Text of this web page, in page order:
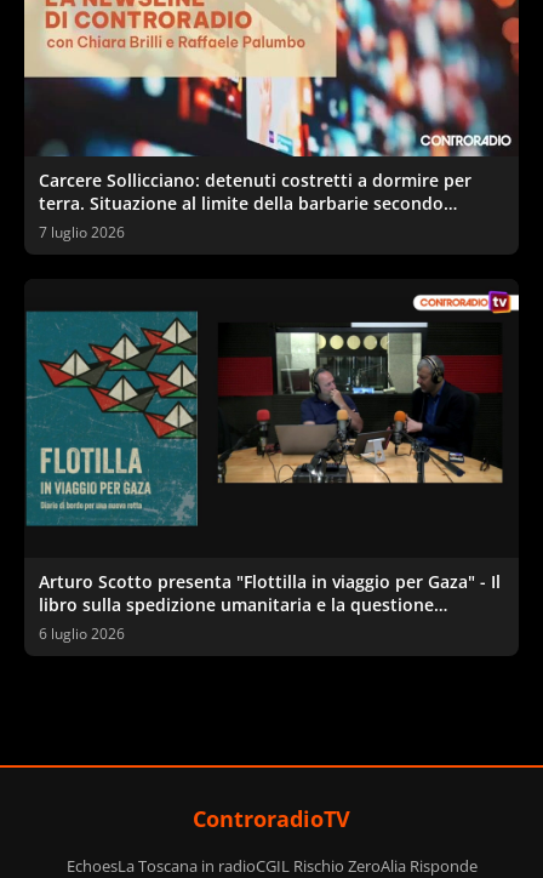
Carcere Sollicciano: detenuti costretti a dormire per
terra. Situazione al limite della barbarie secondo
sindacati e garante
7 luglio 2026
Arturo Scotto presenta "Flottilla in viaggio per Gaza" - Il
libro sulla spedizione umanitaria e la questione
palestinese
6 luglio 2026
ControradioTV
EchoesLa Toscana in radioCGIL Rischio ZeroAlia Risponde